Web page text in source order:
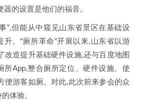
的设置是他们的福音。
”,但能从中窥见山东省景区在基础设
升。“厕所革命”开展以来,山东省以游
改造提升基础硬件设施,还与百度地图
所App,整合厕所定位、硬件设施、使
便游客如厕。对此,此次前来参会的众
体验。